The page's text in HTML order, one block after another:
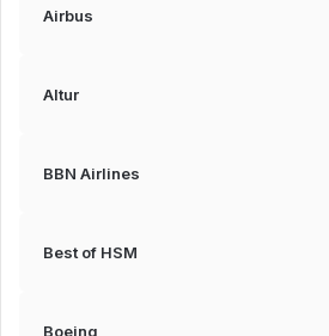
Airbus
Altur
BBN Airlines
Best of HSM
Boeing